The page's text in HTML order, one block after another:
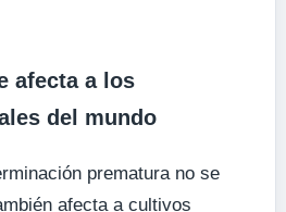
afecta a los
del mundo
prematura no se
afecta a cultivos